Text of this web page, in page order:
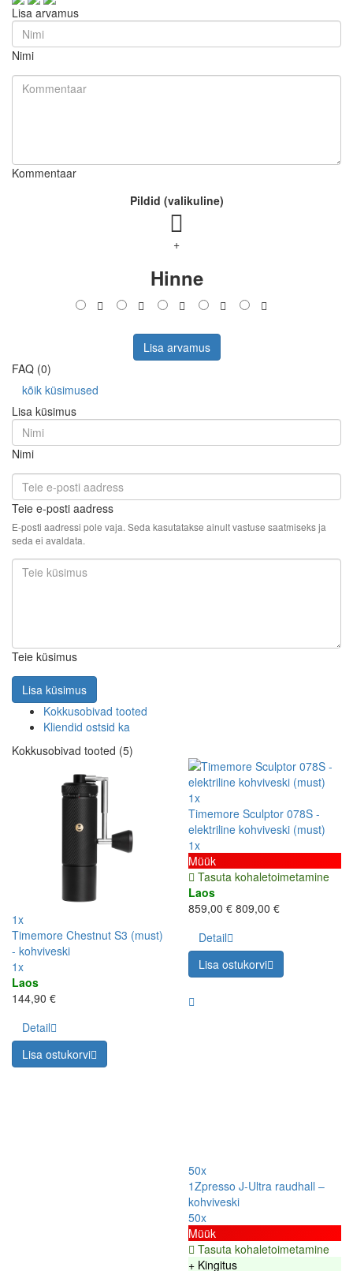
Lisa arvamus
Nimi
Kommentaar
Pildid (valikuline)
+
Hinne
Lisa arvamus
FAQ (0)
kõik küsimused
Lisa küsimus
Nimi
Teie e-posti aadress
E-posti aadressi pole vaja. Seda kasutatakse ainult vastuse saatmiseks ja
seda ei avaldata.
Teie küsimus
Lisa küsimus
Kokkusobivad tooted
Kliendid ostsid ka
Kokkusobivad tooted (5)
1x
Timemore Chestnut S3 (must)
- kohviveski
1x
Laos
144,90 €
Detail
Lisa ostukorvi
1x
Timemore Sculptor 078S -
elektriline kohviveski (must)
1x
Müük
Tasuta kohaletoimetamine
Laos
859,00 € 809,00 €
Detail
Lisa ostukorvi
50x
1Zpresso J-Ultra raudhall –
kohviveski
50x
Müük
Tasuta kohaletoimetamine
+ Kingitus